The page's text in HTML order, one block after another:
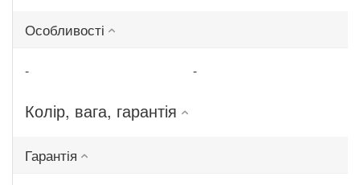
Особливості
- -
Колір, вага, гарантія
Гарантія